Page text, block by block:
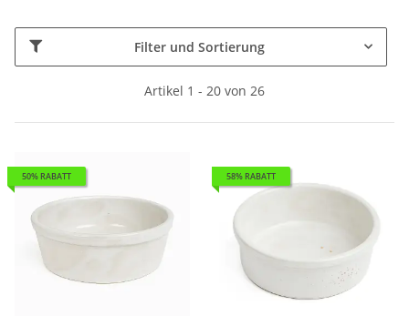
Filter und Sortierung
Artikel 1 - 20 von 26
50% RABATT 58% RABATT